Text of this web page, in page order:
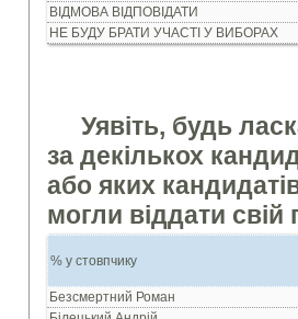
ВІДМОВА ВІДПОВІДАТИ
НЕ БУДУ БРАТИ УЧАСТІ У ВИБОРАХ
Уявіть, будь
за декількох
або яких
могли віддати свій
% у стовпчику
Безсмертний Роман